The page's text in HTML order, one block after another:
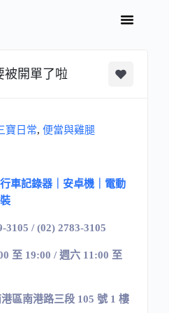
被開單了啦
寶日常, 便當與雞腿
車記錄器｜安卓機｜電動
3105 / (02) 2783-3105
至 19:00 / 週六 11:00 至
區南港路三段 105 號 1 樓